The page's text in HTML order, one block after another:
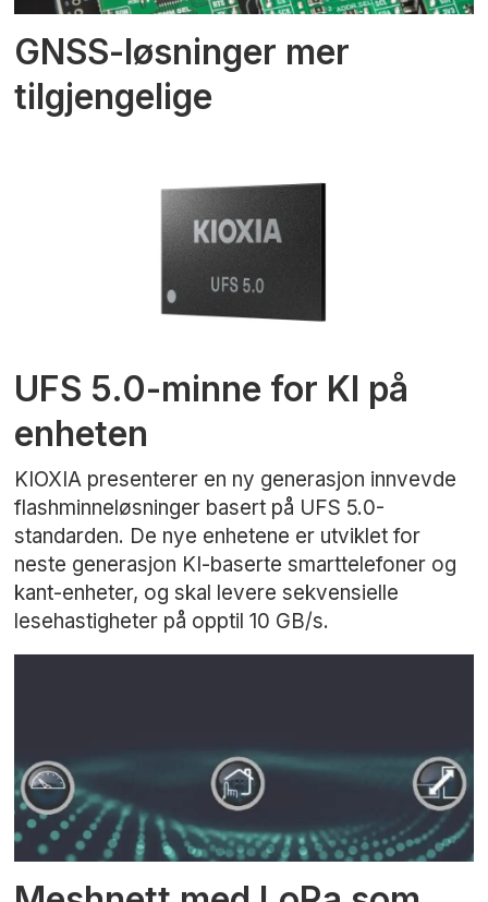
GNSS-løsninger mer
tilgjengelige
UFS 5.0-minne for KI på
enheten
KIOXIA presenterer en ny generasjon innvevde
flashminneløsninger basert på UFS 5.0-
standarden. De nye enhetene er utviklet for
neste generasjon KI-baserte smarttelefoner og
kant-enheter, og skal levere sekvensielle
lesehastigheter på opptil 10 GB/s.